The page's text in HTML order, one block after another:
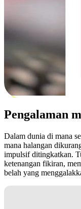
Pengalaman
Dalam dunia di mana
mana halangan
impulsif ditingkatkan.
ketenangan fikiran,
belah yang